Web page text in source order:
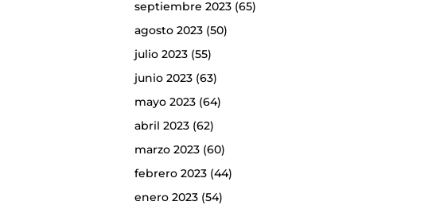
septiembre 2023(65)
agosto 2023(50)
julio 2023(55)
junio 2023(63)
mayo 2023(64)
abril 2023(62)
marzo 2023(60)
febrero 2023(44)
enero 2023(54)